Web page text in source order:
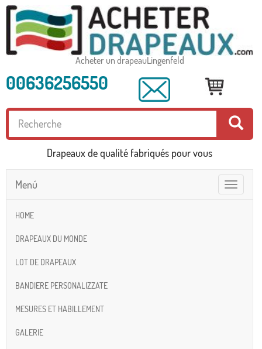
Acheter un drapeauLingenfeld
00636256550
Drapeaux de qualité fabriqués pour vous
Toggle
navigation
Menú
HOME
DRAPEAUX DU MONDE
LOT DE DRAPEAUX
BANDIERE PERSONALIZZATE
MESURES ET HABILLEMENT
GALERIE